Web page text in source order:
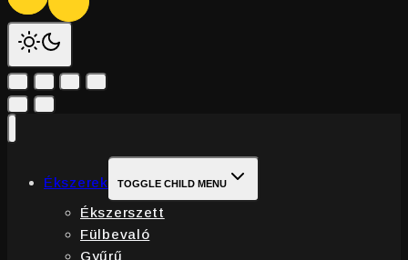
Ékszerek TOGGLE CHILD MENU
Ékszerszett
Fülbevaló
Gyűrű